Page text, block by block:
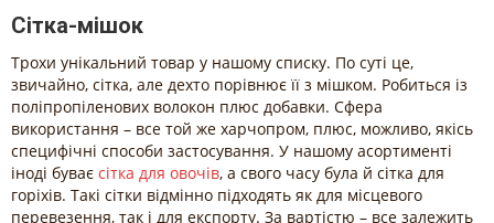
Сітка-мішок
Трохи унікальний товар у нашому списку. По суті це,
звичайно, сітка, але дехто порівнює її з мішком. Робиться із
поліпропіленових волокон плюс добавки. Сфера
використання – все той же харчопром, плюс, можливо, якісь
специфічні способи застосування. У нашому асортименті
іноді буває сітка для овочів, а свого часу була й сітка для
горіхів. Такі сітки відмінно підходять як для місцевого
перевезення, так і для експорту. За вартістю – все залежить